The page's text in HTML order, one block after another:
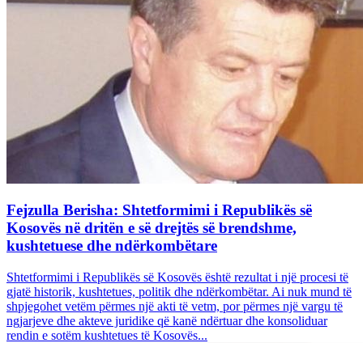
Fejzulla Berisha: Shtetformimi i Republikës së
Kosovës në dritën e së drejtës së brendshme,
kushtetuese dhe ndërkombëtare
Shtetformimi i Republikës së Kosovës është rezultat i një procesi të
gjatë historik, kushtetues, politik dhe ndërkombëtar. Ai nuk mund të
shpjegohet vetëm përmes një akti të vetm, por përmes një vargu të
ngjarjeve dhe akteve juridike që kanë ndërtuar dhe konsoliduar
rendin e sotëm kushtetues të Kosovës...